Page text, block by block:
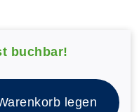
buchbar!
legen